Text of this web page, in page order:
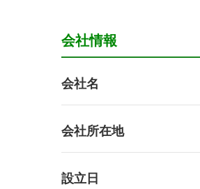
会社情報
会社名
会社所在地
設立日